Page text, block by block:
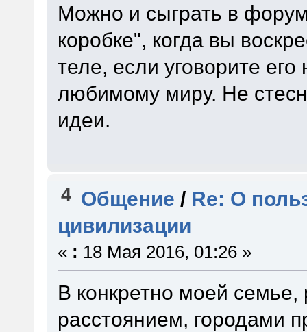
Можно и сыграть в
коробке", когда вы
теле, если уговорите
любимому миру. Не
идеи.
4 Общение / Re: О
цивилизации
« : 18 Мая 2016, 01:26 »
В конкретно моей семье,
расстоянием, городами